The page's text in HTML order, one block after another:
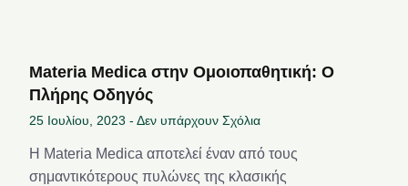
Materia Medica στην Ομοιοπαθητική: Ο
Πλήρης Οδηγός
25 Ιουλίου, 2023 Δεν υπάρχουν Σχόλια
Η Materia Medica αποτελεί έναν από τους
σημαντικότερους πυλώνες της κλασικής